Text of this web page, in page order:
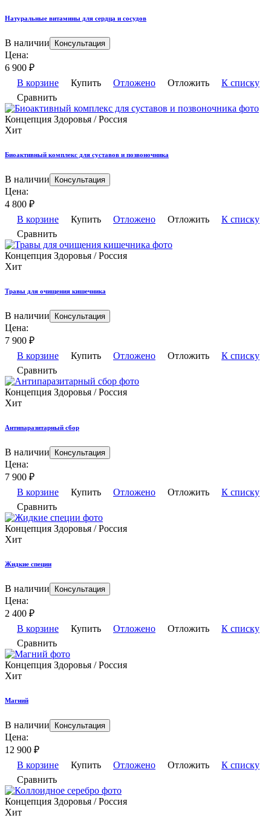
Натуральные витамины для сердца и сосудов
В наличии Консультация
Цена:
6 900 ₽
В корзине
Купить Отложено Отложить
К списку
Сравнить
Концепция Здоровья / Россия
Хит
Биоактивный комплекс для суставов и позвоночника
В наличии Консультация
Цена:
4 800 ₽
В корзине
Купить Отложено Отложить
К списку
Сравнить
Концепция Здоровья / Россия
Хит
Травы для очищения кишечника
В наличии Консультация
Цена:
7 900 ₽
В корзине
Купить Отложено Отложить
К списку
Сравнить
Концепция Здоровья / Россия
Хит
Антипаразитарный сбор
В наличии Консультация
Цена:
7 900 ₽
В корзине
Купить Отложено Отложить
К списку
Сравнить
Концепция Здоровья / Россия
Хит
Жидкие специи
В наличии Консультация
Цена:
2 400 ₽
В корзине
Купить Отложено Отложить
К списку
Сравнить
Концепция Здоровья / Россия
Хит
Магний
В наличии Консультация
Цена:
12 900 ₽
В корзине
Купить Отложено Отложить
К списку
Сравнить
Концепция Здоровья / Россия
Хит